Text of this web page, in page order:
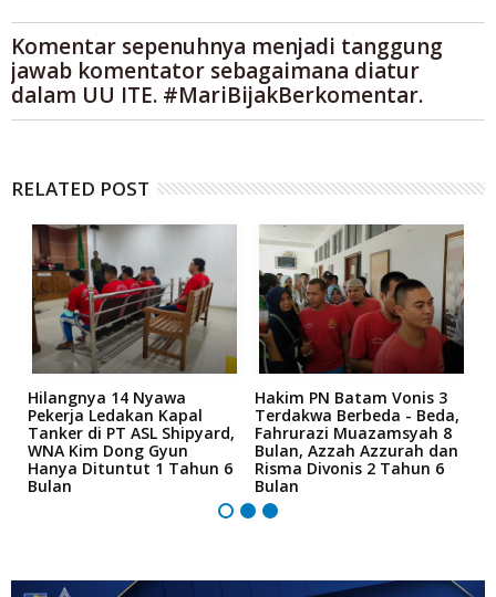
Komentar sepenuhnya menjadi tanggung
jawab komentator sebagaimana diatur
dalam UU ITE. #MariBijakBerkomentar.
RELATED POST
Hilangnya 14 Nyawa
Pekerja Ledakan Kapal
Tanker di PT ASL Shipyard,
WNA Kim Dong Gyun
Hanya Dituntut 1 Tahun 6
Bulan
Hakim PN Batam Vonis 3
Terdakwa Berbeda - Beda,
Fahrurazi Muazamsyah 8
Bulan, Azzah Azzurah dan
Risma Divonis 2 Tahun 6
Bulan